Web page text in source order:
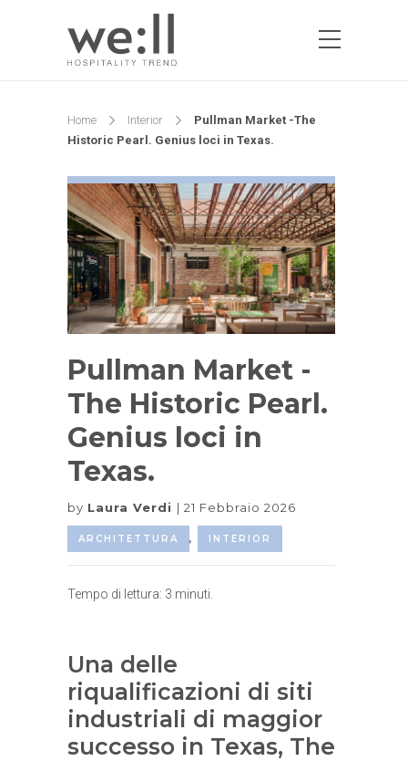
Home Interior
Pullman Market -The
Historic Pearl. Genius loci in Texas.
Pullman Market -
The Historic Pearl.
Genius loci in
Texas.
by Laura Verdi 21 Febbraio 2026
ARCHITETTURA , INTERIOR
Tempo di lettura: 3 minuti.
Una delle
riqualificazioni di siti
industriali di maggior
successo in Texas, The